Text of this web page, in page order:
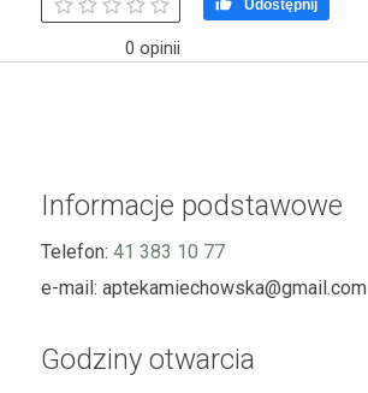
0 opinii
 Udostępnij
Informacje podstawowe
Telefon: 41 383 10 77
e-mail: aptekamiechowska@gmail.com
Godziny otwarcia